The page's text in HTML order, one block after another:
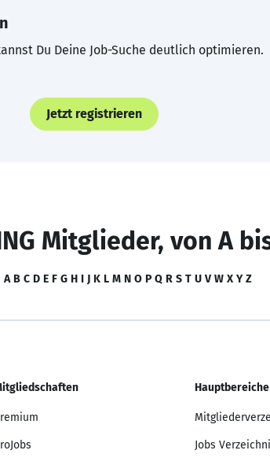
Du Deine Job-Suche deutlich optimieren.
Jetzt registrieren
Mitglieder, von A
A B C D E F G H I J K L M N O P Q R S T U V W X Y Z
Hauptbereiche
Jobs